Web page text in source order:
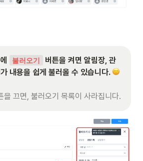
불러오기
버튼을 켜면 알림장, 관
내용을 쉽게 불러올 수 있습니다.
을 끄면, 불러오기 목록이 사라집니다.